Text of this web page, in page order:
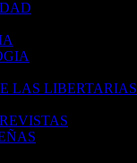
LAS LIBERTARIAS